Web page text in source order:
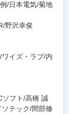
/日本電気/菊地
野沢幸俊
イズ・ラブ/内
ソフト/高橋 誠
テック/間部修